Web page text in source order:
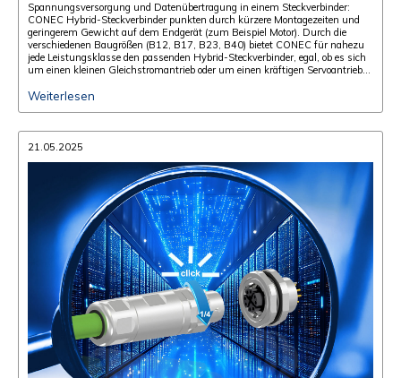
Spannungsversorgung und Datenübertragung in einem Steckverbinder:
CONEC Hybrid-Steckverbinder punkten durch kürzere Montagezeiten und
geringerem Gewicht auf dem Endgerät (zum Beispiel Motor). Durch die
verschiedenen Baugrößen (B12, B17, B23, B40) bietet CONEC für nahezu
jede Leistungsklasse den passenden Hybrid-Steckverbinder, egal, ob es sich
um einen kleinen Gleichstromantrieb oder um einen kräftigen Servoantrieb
Weiterlesen
21.05.2025